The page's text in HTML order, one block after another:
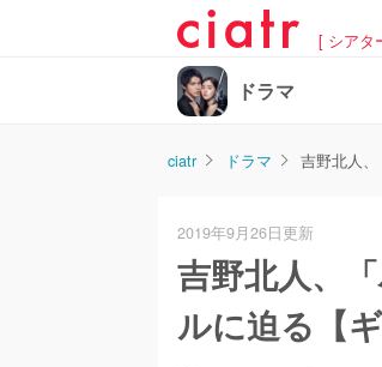
[ シアタ
ドラマ
ciatr ドラマ 吉野北人、
2019年9月26日更新
吉野北人、
ルに迫る【